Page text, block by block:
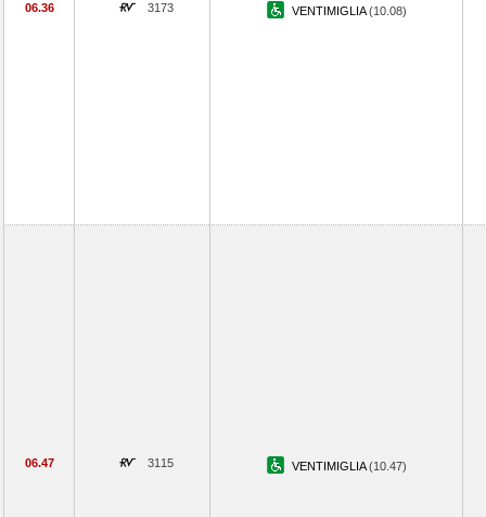
06.36 3173 VENTIMIGLIA(10.08)
06.47 3115 VENTIMIGLIA(10.47)